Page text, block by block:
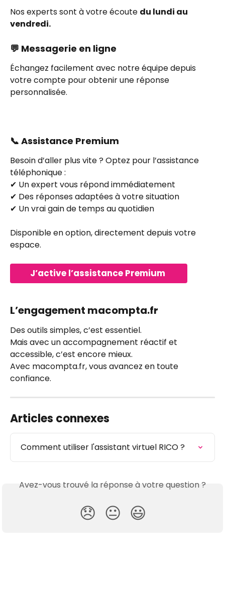
Nos experts sont à votre écoute du lundi au
vendredi.
💬 Messagerie en ligne
Échangez facilement avec notre équipe depuis
votre compte pour obtenir une réponse
personnalisée.
📞 Assistance Premium
Besoin d’aller plus vite ? Optez pour l’assistance
téléphonique :
✔ Un expert vous répond immédiatement
✔ Des réponses adaptées à votre situation
✔ Un vrai gain de temps au quotidien
Disponible en option, directement depuis votre
espace.
J’active l’assistance Premium
L’engagement macompta.fr
Des outils simples, c’est essentiel.
Mais avec un accompagnement réactif et
accessible, c’est encore mieux.
Avec macompta.fr, vous avancez en toute
confiance.
Articles connexes
Comment utiliser l'assistant virtuel RICO ?
Avez-vous trouvé la réponse à votre question ?
😞 😐 😃